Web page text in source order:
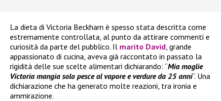
La dieta di Victoria Beckham è spesso stata descritta come
estremamente controllata, al punto da attirare commenti e
curiosità da parte del pubblico. Il marito David , grande
appassionato di cucina, aveva già raccontato in passato la
rigidità delle sue scelte alimentari dichiarando: “Mia moglie
Victoria mangia solo pesce al vapore e verdure da 25 anni“. Una
dichiarazione che ha generato molte reazioni, tra ironia e
ammirazione.